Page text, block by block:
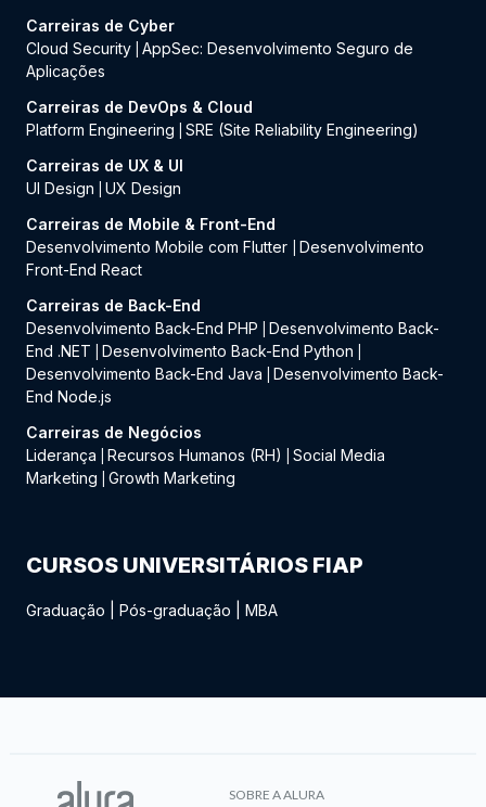
Carreiras de Cyber
Cloud Security AppSec: Desenvolvimento Seguro de
Aplicações
Carreiras de DevOps & Cloud
Platform Engineering
SRE (Site Reliability Engineering)
Carreiras de UX & UI
UI Design
UX Design
Carreiras de Mobile & Front-End
Desenvolvimento Mobile com Flutter
Desenvolvimento
Front-End React
Carreiras de Back-End
Desenvolvimento Back-End PHP
Desenvolvimento Back-
End .NET
Desenvolvimento Back-End Python
Desenvolvimento Back-End Java
Desenvolvimento Back-
End Node.js
Carreiras de Negócios
Liderança
Recursos Humanos (RH)
Social Media
Marketing
Growth Marketing
CURSOS UNIVERSITÁRIOS FIAP
Graduação Pós-graduação MBA
SOBRE A ALURA